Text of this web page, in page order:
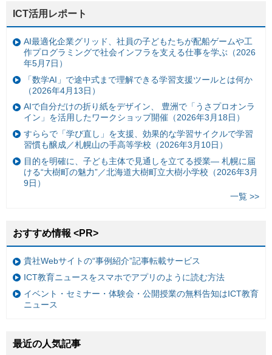
ICT活用レポート
AI最適化企業グリッド、社員の子どもたちが配船ゲームや工
作プログラミングで社会インフラを支える仕事を学ぶ（2026
年5月7日）
「数学AI」で途中式まで理解できる学習支援ツールとは何か
（2026年4月13日）
AIで自分だけの折り紙をデザイン、 豊洲で「うさプロオンラ
イン」を活用したワークショップ開催（2026年3月18日）
すららで「学び直し」を支援、効果的な学習サイクルで学習
習慣も醸成／札幌山の手高等学校（2026年3月10日）
目的を明確に、子ども主体で見通しを立てる授業— 札幌に届
ける“大樹町の魅力”／北海道大樹町立大樹小学校（2026年3月
9日）
一覧 >>
おすすめ情報 <PR>
貴社Webサイトの“事例紹介”記事転載サービス
ICT教育ニュースをスマホでアプリのように読む方法
イベント・セミナー・体験会・公開授業の無料告知はICT教育
ニュース
最近の人気記事